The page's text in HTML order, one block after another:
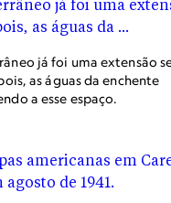
já foi uma extensão
as águas da enchente
a esse espaço.